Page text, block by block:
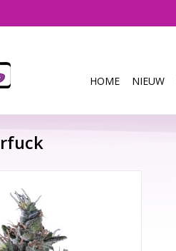
HOME NIEUW